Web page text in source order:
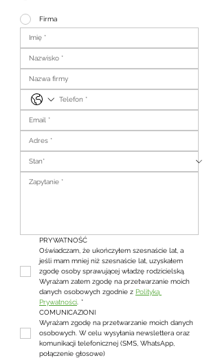
Firma
PRYWATNOŚĆ
Oświadczam, że ukończyłem szesnaście lat, a
jeśli mam mniej niż szesnaście lat, uzyskałem
zgodę osoby sprawującej władzę rodzicielską.
Wyrażam zatem zgodę na przetwarzanie moich
danych osobowych zgodnie z Polityką
Prywatności *
COMUNICAZIONI
Wyrażam zgodę na przetwarzanie moich danych
osobowych. W celu wysyłania newslettera oraz
komunikacji telefonicznej (SMS, WhatsApp,
połączenie głosowe)